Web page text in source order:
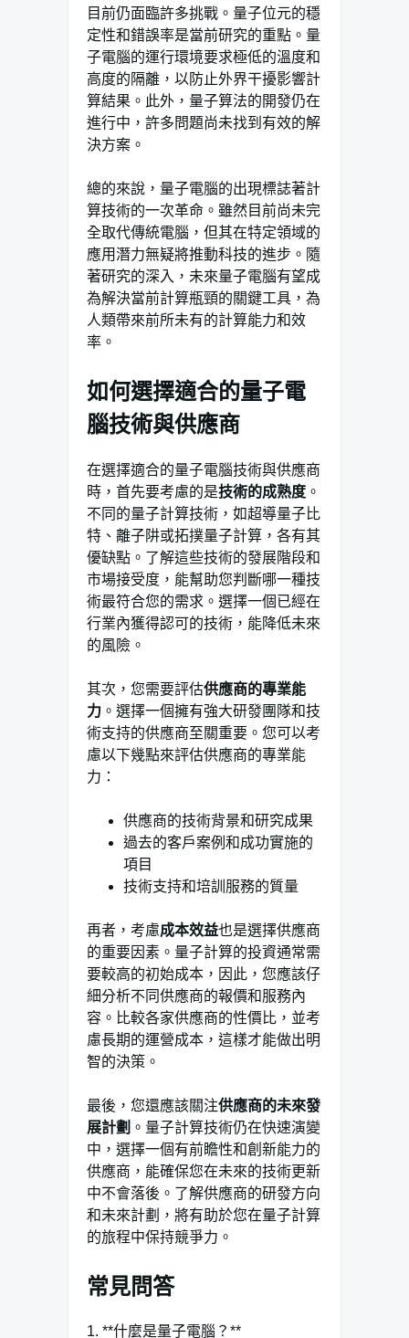
目前仍面臨許多挑戰。量子位元的穩
定性和錯誤率是當前研究的重點。量
子電腦的運行環境要求極低的溫度和
高度的隔離，以防止外界干擾影響計
算結果。此外，量子算法的開發仍在
進行中，許多問題尚未找到有效的解
決方案。
總的來說，量子電腦的出現標誌著計
算技術的一次革命。雖然目前尚未完
全取代傳統電腦，但其在特定領域的
應用潛力無疑將推動科技的進步。隨
著研究的深入，未來量子電腦有望成
為解決當前計算瓶頸的關鍵工具，為
人類帶來前所未有的計算能力和效
率。
如何選擇適合的量子電
腦技術與供應商
在選擇適合的量子電腦技術與供應商
時，首先要考慮的是技術的成熟度 。
不同的量子計算技術，如超導量子比
特、離子阱或拓撲量子計算，各有其
優缺點。了解這些技術的發展階段和
市場接受度，能幫助您判斷哪一種技
術最符合您的需求。選擇一個已經在
行業內獲得認可的技術，能降低未來
的風險。
其次，您需要評估供應商的專業能
力 。選擇一個擁有強大研發團隊和技
術支持的供應商至關重要。您可以考
慮以下幾點來評估供應商的專業能
力：
供應商的技術背景和研究成果
過去的客戶案例和成功實施的
項目
技術支持和培訓服務的質量
再者，考慮成本效益也是選擇供應商
的重要因素。量子計算的投資通常需
要較高的初始成本，因此，您應該仔
細分析不同供應商的報價和服務內
容。比較各家供應商的性價比，並考
慮長期的運營成本，這樣才能做出明
智的決策。
最後，您還應該關注供應商的未來發
展計劃 。量子計算技術仍在快速演變
中，選擇一個有前瞻性和創新能力的
供應商，能確保您在未來的技術更新
中不會落後。了解供應商的研發方向
和未來計劃，將有助於您在量子計算
的旅程中保持競爭力。
常見問答
1. **什麼是量子電腦？**